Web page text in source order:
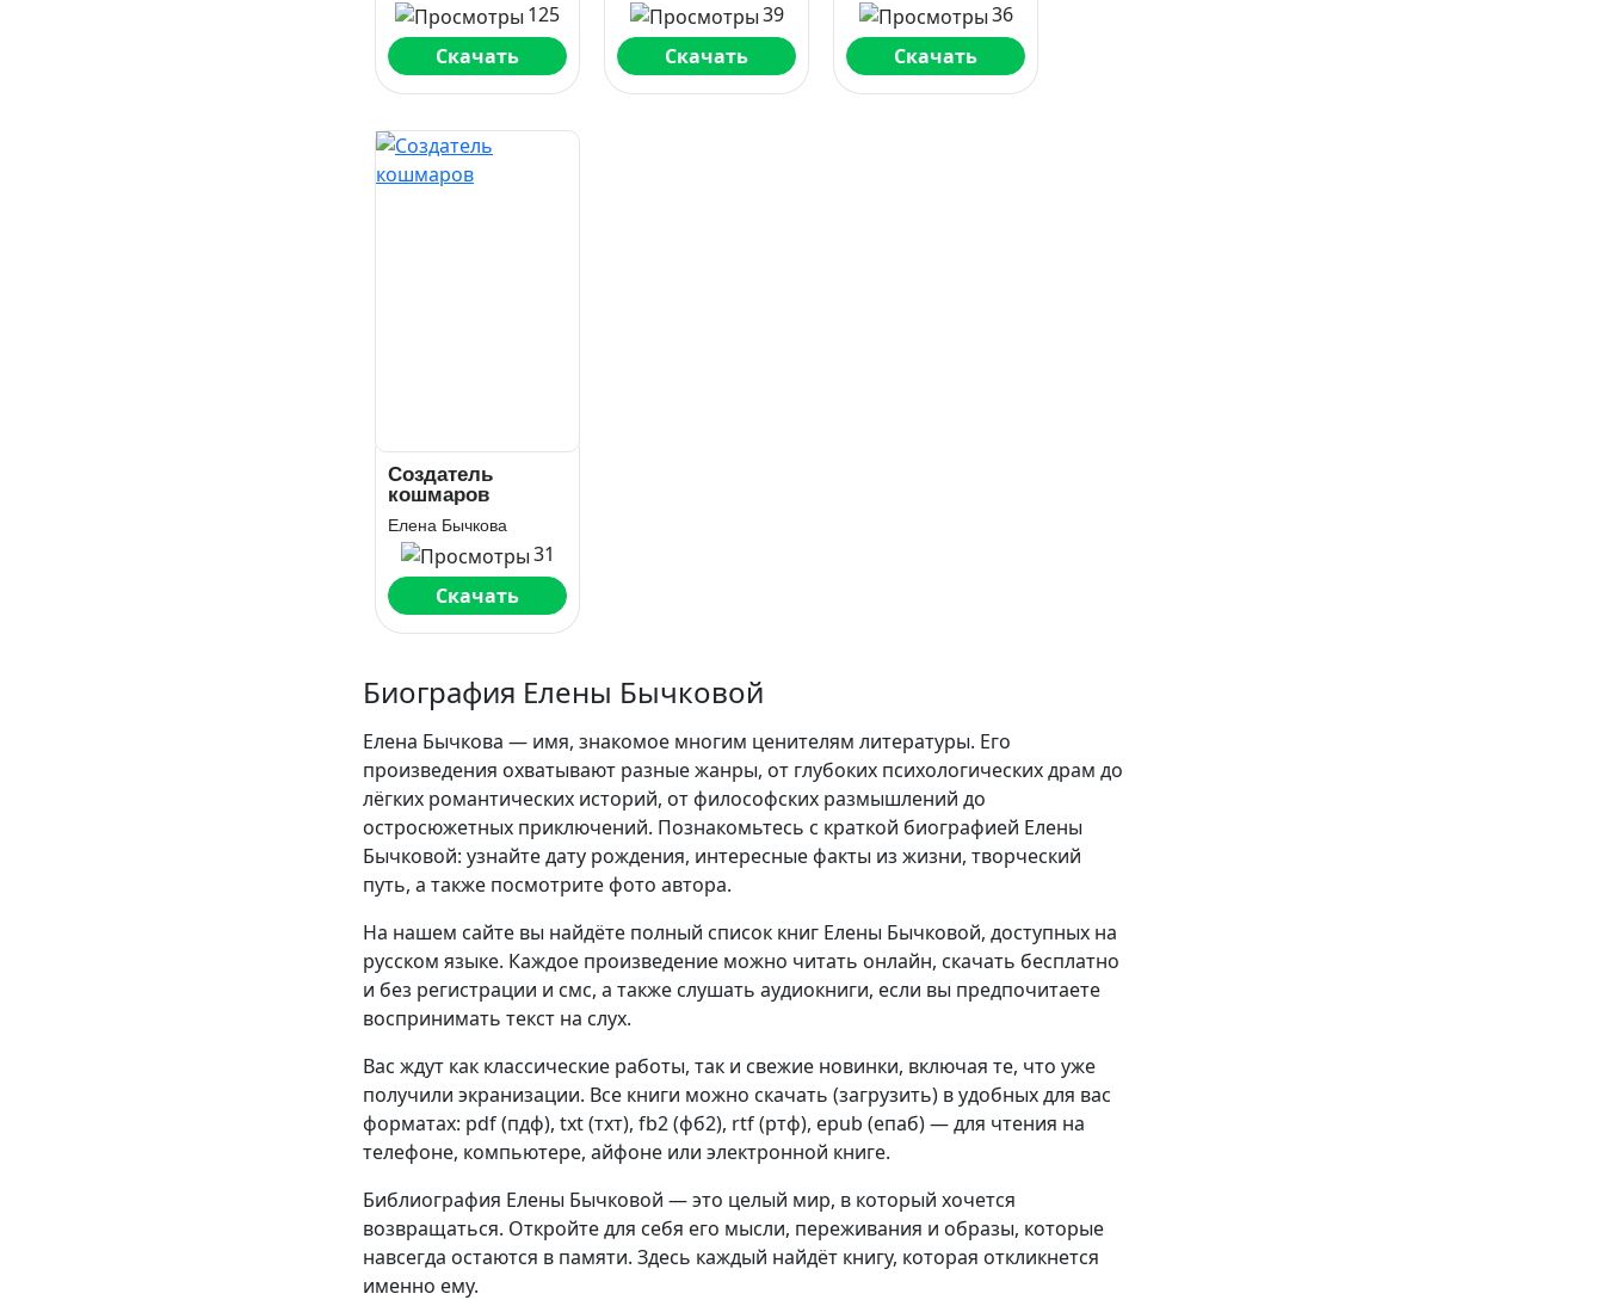
125
Скачать
39
Скачать
36
Скачать
Создатель
кошмаров
Елена Бычкова
31
Скачать
Биография Елены Бычковой
Елена Бычкова — имя, знакомое многим ценителям литературы. Его
произведения охватывают разные жанры, от глубоких психологических драм до
лёгких романтических историй, от философских размышлений до
остросюжетных приключений. Познакомьтесь с краткой биографией Елены
Бычковой: узнайте дату рождения, интересные факты из жизни, творческий
путь, а также посмотрите фото автора.
На нашем сайте вы найдёте полный список книг Елены Бычковой, доступных на
русском языке. Каждое произведение можно читать онлайн, скачать бесплатно
и без регистрации и смс, а также слушать аудиокниги, если вы предпочитаете
воспринимать текст на слух.
Вас ждут как классические работы, так и свежие новинки, включая те, что уже
получили экранизации. Все книги можно скачать (загрузить) в удобных для вас
форматах: pdf (пдф), txt (тхт), fb2 (фб2), rtf (ртф), epub (епаб) — для чтения на
телефоне, компьютере, айфоне или электронной книге.
Библиография Елены Бычковой — это целый мир, в который хочется
возвращаться. Откройте для себя его мысли, переживания и образы, которые
навсегда остаются в памяти. Здесь каждый найдёт книгу, которая откликнется
именно ему.